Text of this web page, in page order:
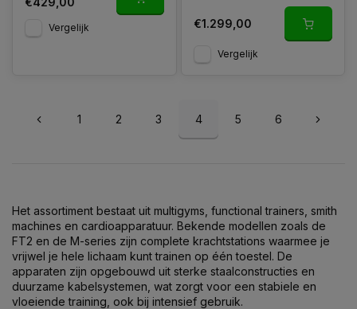
Vergelijk €1.299,00
Vergelijk
1 2 3 4 5 6
Het assortiment bestaat uit multigyms, functional trainers, smith
machines en cardioapparatuur. Bekende modellen zoals de
FT2 en de M-series zijn complete krachtstations waarmee je
vrijwel je hele lichaam kunt trainen op één toestel. De
apparaten zijn opgebouwd uit sterke staalconstructies en
duurzame kabelsystemen, wat zorgt voor een stabiele en
vloeiende training, ook bij intensief gebruik.